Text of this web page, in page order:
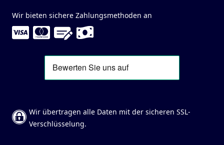
Wir bieten sichere Zahlungsmethoden an
Wir übertragen alle Daten mit der sicheren SSL-
Verschlüsselung.